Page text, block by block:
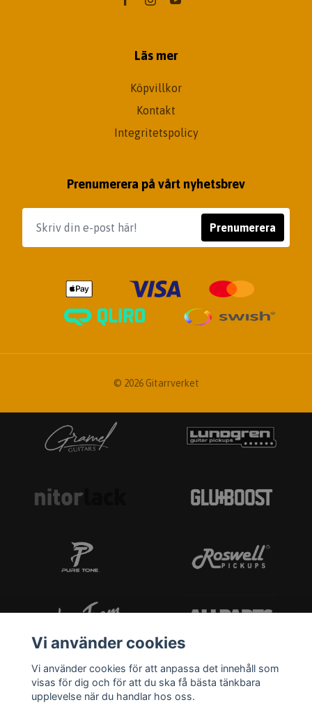
Läs mer
Köpvillkor
Kontakt
Integritetspolicy
Prenumerera på vårt nyhetsbrev
Prenumerera
© 2026 Gitarrverket
Vi använder cookies
Vi använder cookies för att anpassa det innehåll som
visas för dig och för att du ska få bästa tänkbara
upplevelse när du handlar hos oss.